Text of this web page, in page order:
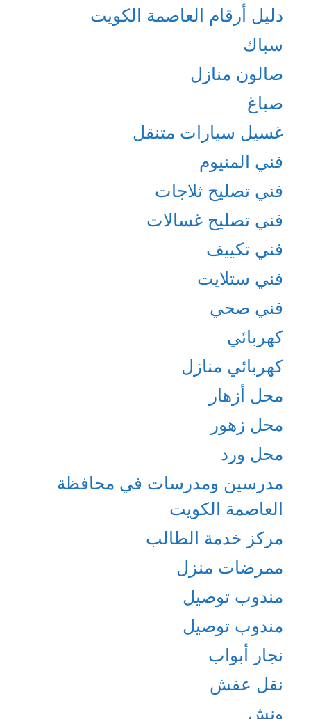
دليل أرقام العاصمة الكويت
سباك
صالون منازل
صباغ
غسيل سيارات متنقل
فني المنيوم
فني تصليح ثلاجات
فني تصليح غسالات
فني تكييف
فني ستلايت
فني صحي
كهربائي
كهربائي منازل
محل أزهار
محل زهور
محل ورد
مدرسين ومدرسات في محافظة
العاصمة الكويت
مركز خدمة الطالب
ممرضات منزل
مندوب توصيل
مندوب توصيل
نجار أبواب
نقل عفش
ونش